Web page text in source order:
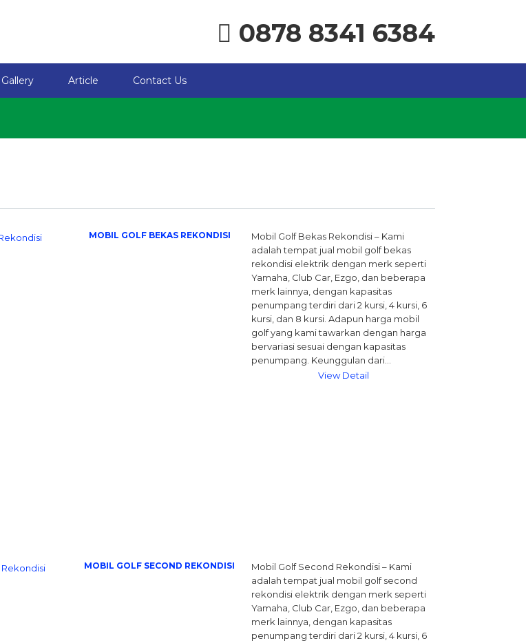
0878 8341 6384
Gallery Article Contact Us
MOBIL GOLF BEKAS REKONDISI
Mobil Golf Bekas Rekondisi – Kami
adalah tempat jual mobil golf bekas
rekondisi elektrik dengan merk seperti
Yamaha, Club Car, Ezgo, dan beberapa
merk lainnya, dengan kapasitas
penumpang terdiri dari 2 kursi, 4 kursi, 6
kursi, dan 8 kursi. Adapun harga mobil
golf yang kami tawarkan dengan harga
bervariasi sesuai dengan kapasitas
penumpang. Keunggulan dari…
View Detail
MOBIL GOLF SECOND REKONDISI
Mobil Golf Second Rekondisi – Kami
adalah tempat jual mobil golf second
rekondisi elektrik dengan merk seperti
Yamaha, Club Car, Ezgo, dan beberapa
merk lainnya, dengan kapasitas
penumpang terdiri dari 2 kursi, 4 kursi, 6